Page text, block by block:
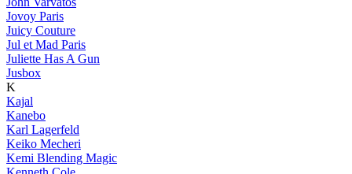
Jovoy Paris
Juicy Couture
Jul et Mad Paris
Juliette Has A Gun
Jusbox
K
Kajal
Kanebo
Karl Lagerfeld
Keiko Mecheri
Kemi Blending Magic